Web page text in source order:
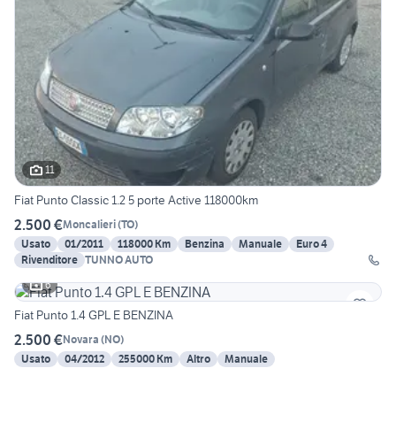
11
Fiat Punto Classic 1.2 5 porte Active 118000km
2.500 €Moncalieri(TO)
Usato
01/2011 118000 Km Benzina Manuale
Euro 4
Rivenditore TUNNO AUTO
6
Fiat Punto 1.4 GPL E BENZINA
2.500 €Novara (NO)
Usato
04/2012 255000 Km Altro Manuale